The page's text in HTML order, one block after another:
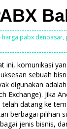
harga pabx denpasar,
ini, komunikasi
sebuah
digunakan
Exchange). Jika
telah datang ke
berbagai pilihan
jenis bisnis,